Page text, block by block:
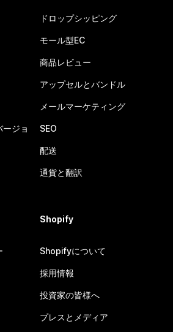
ジョ
ドロップシッピング
モール型EC
商品レビュー
アップセルとバンドル
メールマーケティング
SEO
配送
通貨と翻訳
Shopify
Shopifyについて
採用情報
投資家の皆様へ
プレスとメディア